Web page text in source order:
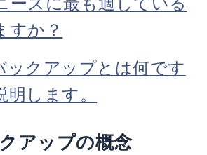
すか？
ックアップとは何です
します。
アップの概念